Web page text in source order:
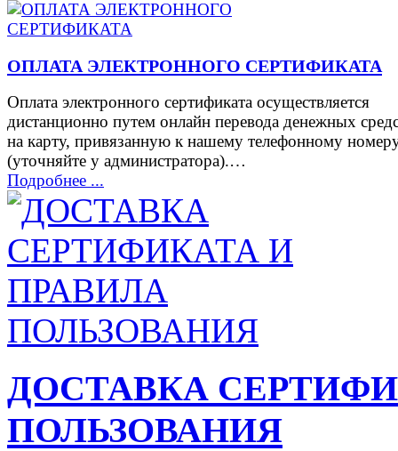
ОПЛАТА ЭЛЕКТРОННОГО СЕРТИФИКАТА
Оплата электронного сертификата осуществляется
дистанционно путем онлайн перевода денежных
на карту, привязанную к нашему телефонному
(уточняйте у администратора).…
Подробнее ...
ДОСТАВКА
ПОЛЬЗОВАНИЯ